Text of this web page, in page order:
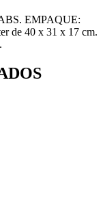
EMPAQUE:
de 40 x 31 x 17 cm.